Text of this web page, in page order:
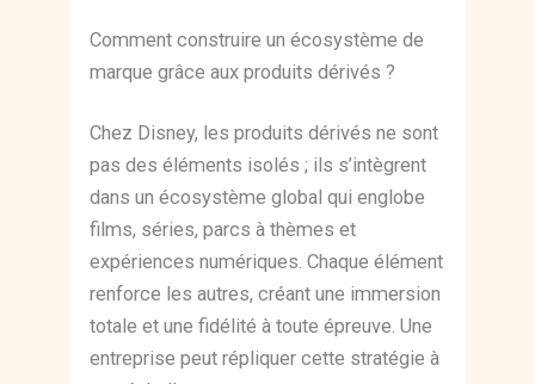
Comment construire un écosystème de
marque grâce aux produits dérivés ?
Chez Disney, les produits dérivés ne sont
pas des éléments isolés ; ils s’intègrent
dans un écosystème global qui englobe
films, séries, parcs à thèmes et
expériences numériques. Chaque élément
renforce les autres, créant une immersion
totale et une fidélité à toute épreuve. Une
entreprise peut répliquer cette stratégie à